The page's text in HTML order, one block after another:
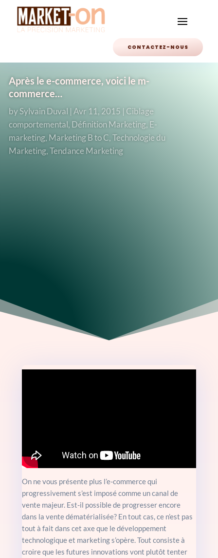
CONTACTEZ-NOUS
Après le e-commerce, voici le m-
commerce…
bySylvain Duval | Avr 11, 2015 | Ciblage
comportemental, Définition Marketing, E-
marketing, Marketing B to C,Technologie du
Marketing,Tendance Marketing
On ne vous présente plus l’e-commerce qui
progressivement s’est imposé comme un canal de
vente majeur. Est-il possible de progresser encore
dans la vente dématérialisée? En tout cas, ce n’est pas
tout à fait dans cet axe que le développement
technologique et marketing s’opère. Tout consiste à
croire que les futures innovations vont plutôt tenter